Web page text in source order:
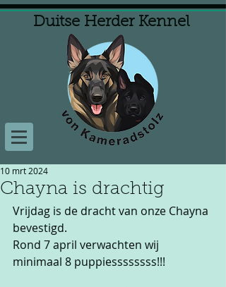
Duitse Herder Kennel
Chayna is drachtig
10 mrt 2024
Vrijdag is de dracht van onze Chayna
bevestigd.
Rond 7 april verwachten wij
minimaal 8 puppiessssssss!!!